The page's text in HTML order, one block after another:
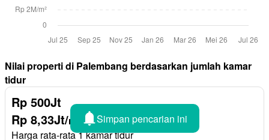
Nilai properti di Palembang berdasarkan jumlah kamar
tidur
Rp 500Jt
Rp 8,33Jt/m²
Harga rata-rata 1 kamar tidur
Simpan pencarian ini